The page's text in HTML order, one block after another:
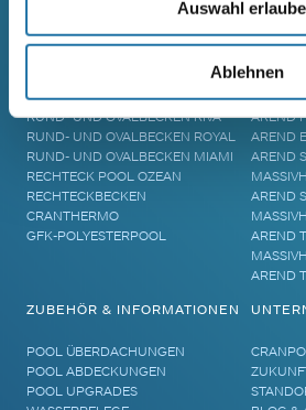
Auswahl
Ablehnen
RUND- UND OVALBECKEN SUN
REMO
RUND- UND OVALBECKEN RIVA
RUND- UND OVALBECKEN ROYAL
RUND- UND OVALBECKEN MIAMI
RECHTECK POOL OZEAN
RECHTECKBECKEN
CRANTHERMO
GFK-POLYESTERPOOL
SAUNA
AREND
AREND
AREND
AREND
AREND
AREND
AREND
ZUBEHÖR & INFORMATIONEN
POOL ÜBERDACHUNGEN
POOL ABDECKUNGEN
POOL UPGRADES